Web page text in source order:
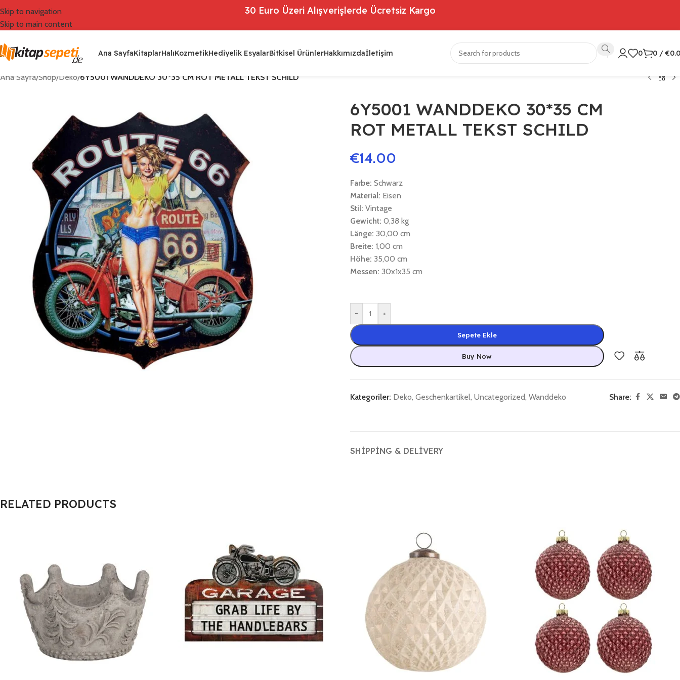
Skip to navigation
Skip to main content
30 Euro Üzeri Alışverişlerde Ücretsiz Kargo
Ana SayfaKitaplarHalıKozmetikHediyelik EsyalarBitkisel ÜrünlerHakkımızdaİletişim 0 0 / €
Ana Sayfa/Shop/Deko/6Y5001 WANDDEKO 30*35 CM ROT METALL TEKST SCHILD
6Y5001 WANDDEKO 30*35 CM
ROT METALL TEKST SCHILD
€14.00
Farbe: Schwarz
Material: Eisen
Stil: Vintage
Gewicht: 0,38 kg
Länge: 30,00 cm
Breite: 1,00 cm
Höhe: 35,00 cm
Messen: 30x1x35 cm
- +
Sepete Ekle
Buy Now
Kategoriler: Deko, Geschenkartikel, Uncategorized, Wanddeko Share:
SHIPPING & DELIVERY
RELATED PRODUCTS